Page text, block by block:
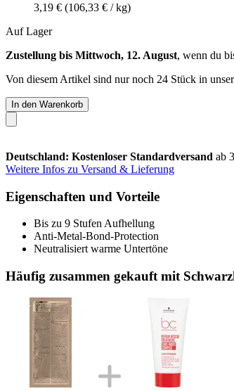
3,19 € (106,33 € / kg)
Auf Lager
Zustellung bis Mittwoch, 12. August, wenn du
Von diesem Artikel sind nur noch 24 Stück in
In den Warenkorb
Deutschland: Kostenloser Standardversand ab
Weitere Infos zu Versand & Lieferung
Eigenschaften und Vorteile
Bis zu 9 Stufen Aufhellung
Anti-Metal-Bond-Protection
Neutralisiert warme Untertöne
Häufig zusammen gekauft mit